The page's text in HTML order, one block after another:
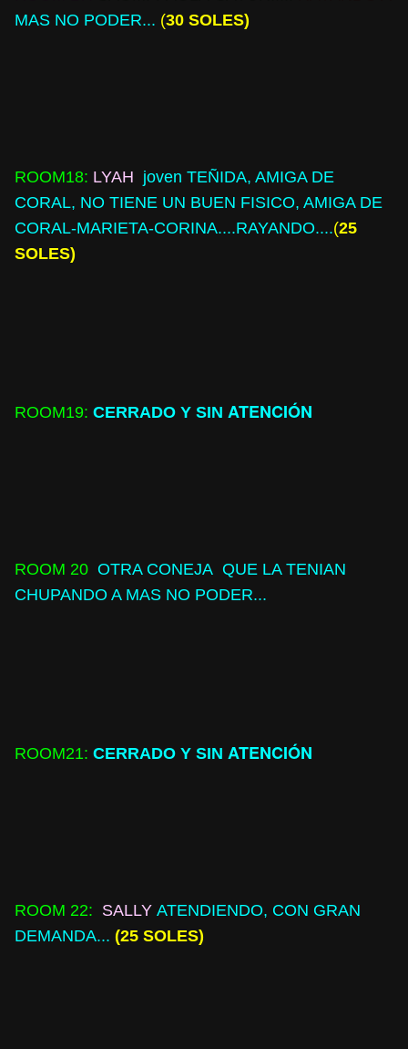
MAS NO PODER... (30 SOLES)
ROOM18: LYAH joven TEÑIDA, AMIGA DE
CORAL, NO TIENE UN BUEN FISICO, AMIGA DE
CORAL-MARIETA-CORINA....RAYANDO....(25
SOLES)
ROOM19: CERRADO Y SIN ATENCIÓN
ROOM 20 OTRA CONEJA QUE LA TENIAN
CHUPANDO A MAS NO PODER...
ROOM21: CERRADO Y SIN ATENCIÓN
ROOM 22: SALLY ATENDIENDO, CON GRAN
DEMANDA... (25 SOLES)